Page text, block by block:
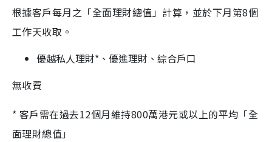
根據客戶每月之「全面理財總值」計算，並於下月第8個
工作天收取。
優越私人理財*、優進理財、綜合戶口
無收費
* 客戶需在過去12個月維持800萬港元或以上的平均「全
面理財總值」